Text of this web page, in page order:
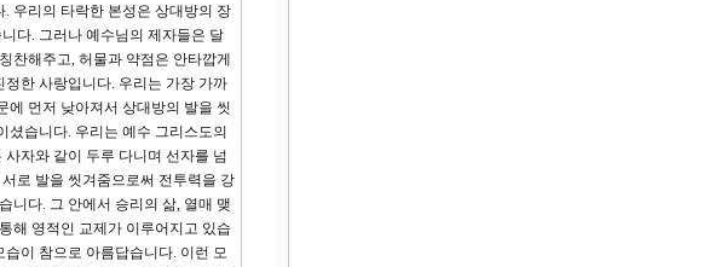
우리의 타락한 본성은 상대방의 장
다. 그러나 예수님의 제자들은 달
찬해주고, 허물과 약점은 안타깝게
한 사랑입니다. 우리는 가장 가까
에 먼저 낮아져서 상대방의 발을 씻
습니다. 우리는 예수 그리스도의
자와 같이 두루 다니며 선자를 넘
로 발을 씻겨줌으로써 전투력을 강
니다. 그 안에서 승리의 삶, 열매 맺
해 영적인 교제가 이루어지고 있습
이 참으로 아름답습니다. 이런 모